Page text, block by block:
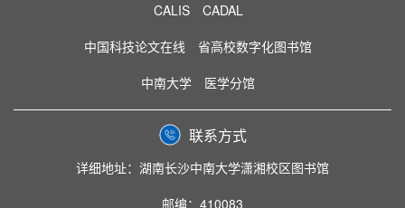
CALIS
CADAL
中国科技论文在线
省高校数字化图书馆
中南大学
医学分馆
联系方式
详细地址：湖南长沙中南大学潇湘校区图书馆
邮编：410083